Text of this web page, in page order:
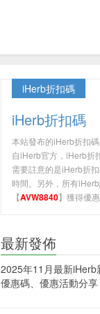
iHerb折扣碼
iHerb折扣碼
本站發布的iHerb折扣
自iHerb官方，iHerb折
需要註意的是iHerb折
時間。另外，所有
【AVW8840】獲得優
最新發佈
2025年11月最新iHerb
優惠碼、優惠活動分享